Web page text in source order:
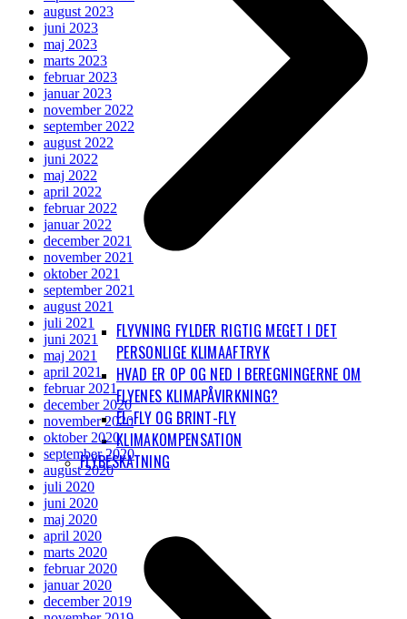
FLYVNING FYLDER RIGTIG MEGET I DET
PERSONLIGE KLIMAAFTRYK
HVAD ER OP OG NED I BEREGNINGERNE OM
FLYENES KLIMAPÅVIRKNING?
EL-FLY OG BRINT-FLY
KLIMAKOMPENSATION
FLYBESKATNING
august 2023
juni 2023
maj 2023
marts 2023
februar 2023
januar 2023
november 2022
september 2022
august 2022
juni 2022
maj 2022
april 2022
februar 2022
januar 2022
december 2021
november 2021
oktober 2021
september 2021
august 2021
juli 2021
juni 2021
maj 2021
april 2021
februar 2021
december 2020
november 2020
oktober 2020
september 2020
august 2020
juli 2020
juni 2020
maj 2020
april 2020
marts 2020
februar 2020
januar 2020
december 2019